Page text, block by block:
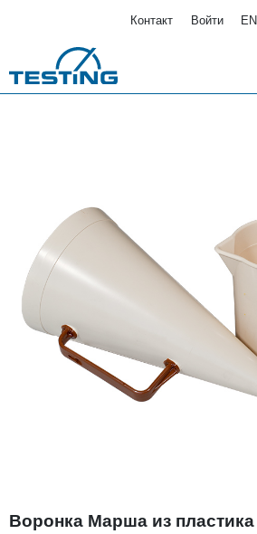
Контакт Войти EN
Воронка Марша из пластика